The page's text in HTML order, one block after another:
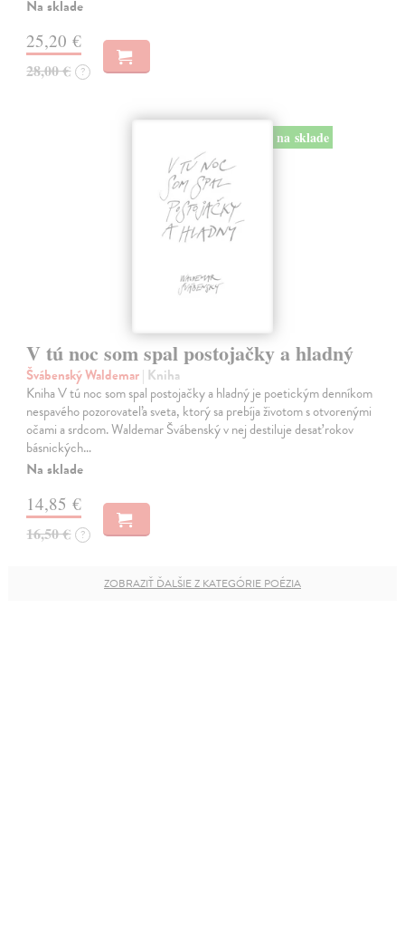
Na sklade
25,20 €
28,00 € ?
na sklade
V tú noc som spal postojačky a hladný
Švábenský Waldemar| Kniha
Kniha V tú noc som spal postojačky a hladný je poetickým denníkom
nespavého pozorovateľa sveta, ktorý sa prebíja životom s otvorenými
očami a srdcom. Waldemar Švábenský v nej destiluje desať rokov
básnických…
Na sklade
14,85 €
16,50 € ?
ZOBRAZIŤ ĎALŠIE Z KATEGÓRIE POÉZIA